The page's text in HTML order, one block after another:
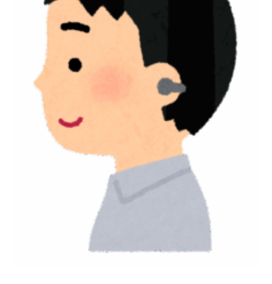
座談会
職種紹介
スタッフ紹介
スタッフブログ
お知らせ
お問い合わせ
プライバシーポリシー